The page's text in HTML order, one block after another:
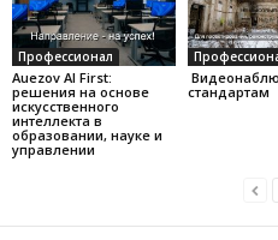
Профессионал
Auezov AI First:
решения на основе
искусственного
интеллекта в
образовании, науке и
управлении
стандартам